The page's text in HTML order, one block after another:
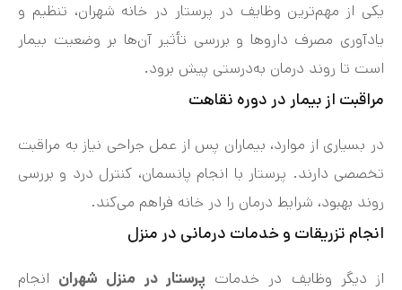
یکی از مهم‌ترین وظایف در پرستار در خانه شهران، تنظیم و
یادآوری مصرف داروها و بررسی تأثیر آن‌ها بر وضعیت بیمار
است تا روند درمان به‌درستی پیش برود.
مراقبت از بیمار در دوره نقاهت
در بسیاری از موارد، بیماران پس از عمل جراحی نیاز به مراقبت
تخصصی دارند. پرستار با انجام پانسمان، کنترل درد و بررسی
روند بهبود، شرایط درمان را در خانه فراهم می‌کند.
انجام تزریقات و خدمات درمانی در منزل
از دیگر وظایف در خدمات پرستار در منزل شهران انجام